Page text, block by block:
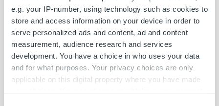
e.g. your IP-number, using technology such as cookies to
store and access information on your device in order to
serve personalized ads and content, ad and content
measurement, audience research and services
development. You have a choice in who uses your data
and for what purposes. Your privacy choices are only
applicable on this digital property where you have made
your choices. You can change or withdraw your consent
Osapuolet ovat sopineet, että yrityskaupan hintaa ei
julkisteta. Kaupan myötä Trust Kapitalin liikevaihto
kuluvana vuonna nousee yli 40 miljoonaan euroon ja noin
joka kuudes Suomessa liikkuva lasku välitetään yhtiön
Artti Aurasmaa, toimitusjohtaja, Trust Kapital Group TKG